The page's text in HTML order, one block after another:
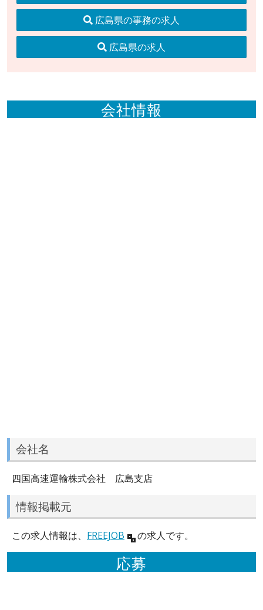
広島県の事務の求人
広島県の求人
会社情報
会社名
四国高速運輸株式会社 広島支店
情報掲載元
この求人情報は、 FREEJOB の求人です。
応募